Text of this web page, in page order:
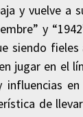
y vuelve a
y
siendo fieles
jugar en el
en
de